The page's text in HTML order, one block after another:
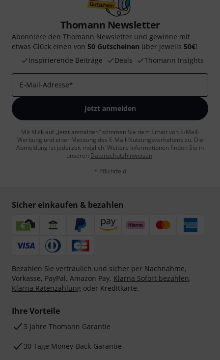
Thomann Newsletter
Abonniere den Thomann Newsletter und gewinne mit
etwas Glück einen von 50 Gutscheinen über jeweils 50€!
Inspirierende Beiträge
Deals Thomann Insights
E-Mail-Adresse*
Jetzt anmelden
Mit Klick auf „Jetzt anmelden“ stimmen Sie dem Erhalt von E-Mail-
Werbung und einer Messung des E-Mail-Nutzungsverhaltens zu. Die
Abmeldung ist jederzeit möglich. Weitere Informationen finden Sie in
unseren Datenschutzhinweisen.
* Pflichtfeld
Sicher einkaufen & bezahlen
Bezahlen Sie vertraulich und sicher per Nachnahme,
Vorkasse, PayPal, Amazon Pay, Klarna Sofort bezahlen,
Klarna Ratenzahlung oder Kreditkarte.
Ihre Vorteile
3 Jahre Thomann Garantie
30 Tage Money-Back-Garantie